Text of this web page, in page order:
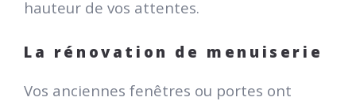
hauteur de vos attentes.
La rénovation de menuiserie
Vos anciennes fenêtres ou portes ont